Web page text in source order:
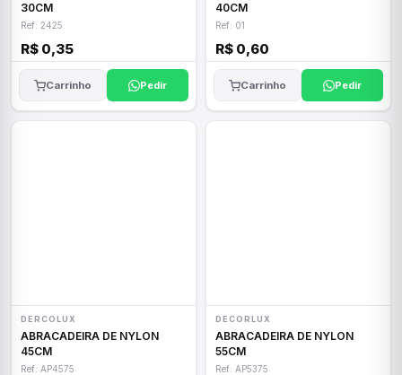
30CM
Ref: 2425
R$ 0,35
Carrinho Pedir
40CM
Ref: 01
R$ 0,60
Carrinho Pedir
DERCOLUX
ABRACADEIRA DE NYLON
45CM
Ref: AP4575
DECORLUX
ABRACADEIRA DE NYLON
55CM
Ref: AP5375